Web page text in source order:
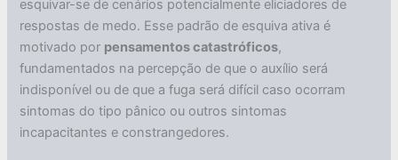
esquivar-se de cenários potencialmente eliciadores de
respostas de medo. Esse padrão de esquiva ativa é
motivado por pensamentos catastróficos,
fundamentados na percepção de que o auxílio será
indisponível ou de que a fuga será difícil caso ocorram
sintomas do tipo pânico ou outros sintomas
incapacitantes e constrangedores.